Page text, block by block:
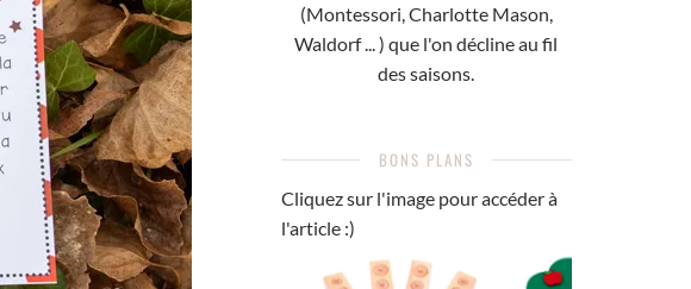
(Montessori, Charlotte Mason,
Waldorf ... ) que l'on décline au fil
des saisons.
BONS PLANS
Cliquez sur l'image pour accéder à
l'article :)